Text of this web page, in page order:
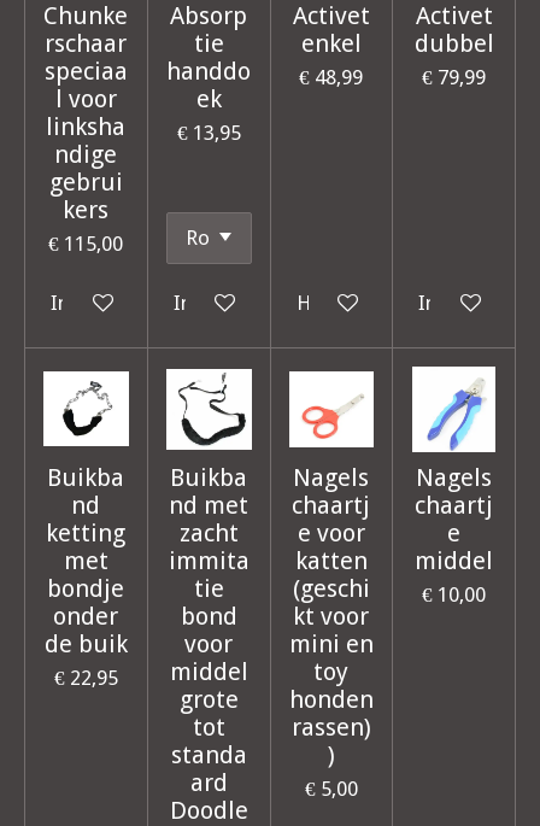
Chunke
rschaar
speciaa
l voor
linksha
ndige
gebrui
kers
€ 115,00
In winkelwagen
Absorp
tie
handdo
ek
€ 13,95
In winkelwagen
Activet
enkel
€ 48,99
Houd mij op de hoogte
Activet
dubbel
€ 79,99
In
Buikba
nd
ketting
met
bondje
onder
de buik
€ 22,95
Buikba
nd met
zacht
immita
tie
bond
voor
middel
grote
tot
standa
ard
Doodle
Nagels
chaartj
e voor
katten
(geschi
kt voor
mini en
toy
honden
rassen)
)
€ 5,00
Nagels
chaartj
e
middel
€ 10,00